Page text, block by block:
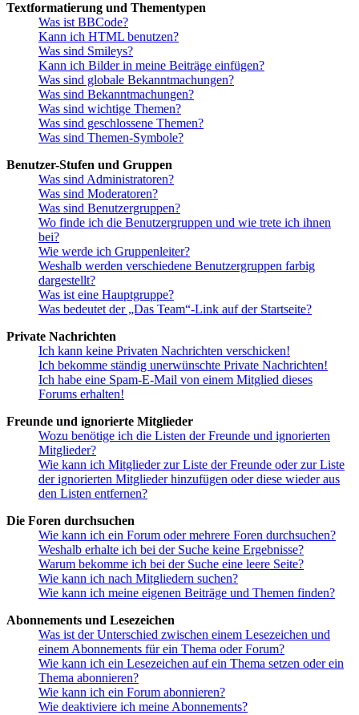
Textformatierung und Thementypen
Was ist BBCode?
Kann ich HTML benutzen?
Was sind Smileys?
Kann ich Bilder in meine Beiträge einfügen?
Was sind globale Bekanntmachungen?
Was sind Bekanntmachungen?
Was sind wichtige Themen?
Was sind geschlossene Themen?
Was sind Themen-Symbole?
Benutzer-Stufen und Gruppen
Was sind Administratoren?
Was sind Moderatoren?
Was sind Benutzergruppen?
Wo finde ich die Benutzergruppen und wie trete ich ihnen
bei?
Wie werde ich Gruppenleiter?
Weshalb werden verschiedene Benutzergruppen farbig
dargestellt?
Was ist eine Hauptgruppe?
Was bedeutet der „Das Team“-Link auf der Startseite?
Private Nachrichten
Ich kann keine Privaten Nachrichten verschicken!
Ich bekomme ständig unerwünschte Private Nachrichten!
Ich habe eine Spam-E-Mail von einem Mitglied dieses
Forums erhalten!
Freunde und ignorierte Mitglieder
Wozu benötige ich die Listen der Freunde und ignorierten
Mitglieder?
Wie kann ich Mitglieder zur Liste der Freunde oder zur Liste
der ignorierten Mitglieder hinzufügen oder diese wieder aus
den Listen entfernen?
Die Foren durchsuchen
Wie kann ich ein Forum oder mehrere Foren durchsuchen?
Weshalb erhalte ich bei der Suche keine Ergebnisse?
Warum bekomme ich bei der Suche eine leere Seite?
Wie kann ich nach Mitgliedern suchen?
Wie kann ich meine eigenen Beiträge und Themen finden?
Abonnements und Lesezeichen
Was ist der Unterschied zwischen einem Lesezeichen und
einem Abonnements für ein Thema oder Forum?
Wie kann ich ein Lesezeichen auf ein Thema setzen oder ein
Thema abonnieren?
Wie kann ich ein Forum abonnieren?
Wie deaktiviere ich meine Abonnements?